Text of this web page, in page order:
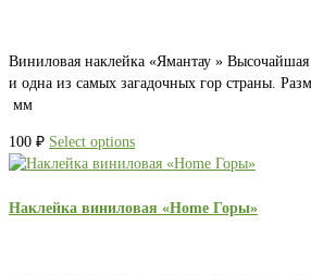
Виниловая наклейка «Ямантау »
и одна из самых загадочных гор страны.
мм
100 ₽ Select options
Наклейка виниловая «Home Горы»